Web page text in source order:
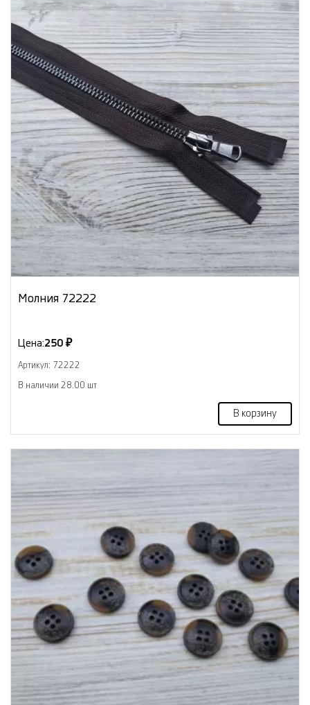
Молния 72222
Цена:250 ₽
Артикул: 72222
В наличии 28.00 шт
В корзину